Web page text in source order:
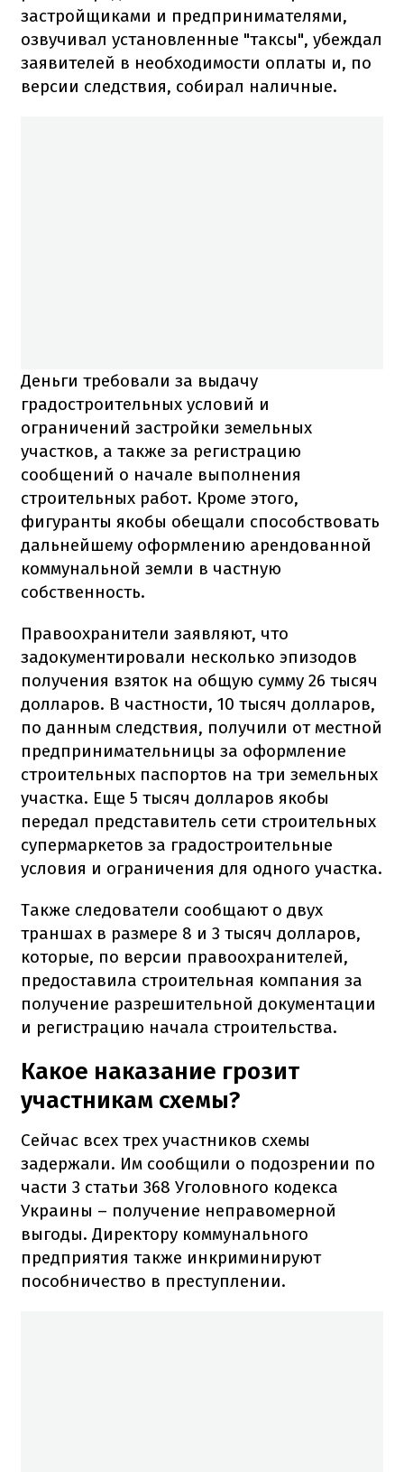
застройщиками и предпринимателями,
озвучивал установленные "таксы", убеждал
заявителей в необходимости оплаты и, по
версии следствия, собирал наличные.
Деньги требовали за выдачу
градостроительных условий и
ограничений застройки земельных
участков, а также за регистрацию
сообщений о начале выполнения
строительных работ. Кроме этого,
фигуранты якобы обещали способствовать
дальнейшему оформлению арендованной
коммунальной земли в частную
собственность.
Правоохранители заявляют, что
задокументировали несколько эпизодов
получения взяток на общую сумму 26 тысяч
долларов. В частности, 10 тысяч долларов,
по данным следствия, получили от местной
предпринимательницы за оформление
строительных паспортов на три земельных
участка. Еще 5 тысяч долларов якобы
передал представитель сети строительных
супермаркетов за градостроительные
условия и ограничения для одного участка.
Также следователи сообщают о двух
траншах в размере 8 и 3 тысяч долларов,
которые, по версии правоохранителей,
предоставила строительная компания за
получение разрешительной документации
и регистрацию начала строительства.
Какое наказание грозит
участникам схемы?
Сейчас всех трех участников схемы
задержали. Им сообщили о подозрении по
части 3 статьи 368 Уголовного кодекса
Украины – получение неправомерной
выгоды. Директору коммунального
предприятия также инкриминируют
пособничество в преступлении.